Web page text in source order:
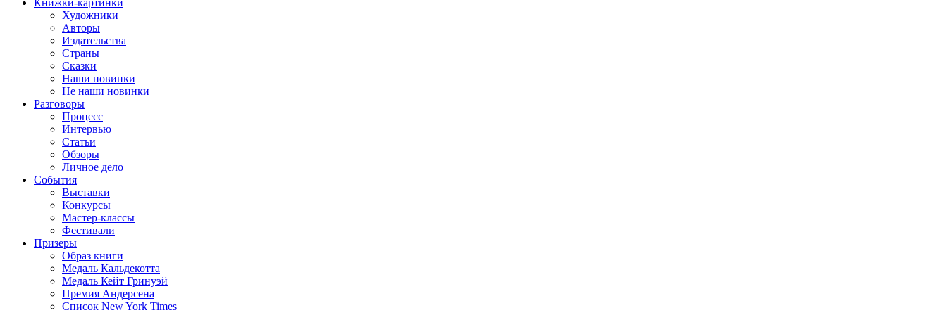
Книжки-картинки
Художники
Авторы
Издательства
Страны
Сказки
Наши новинки
Не наши новинки
Разговоры
Процесс
Интервью
Статьи
Обзоры
Личное дело
События
Выставки
Конкурсы
Мастер-классы
Фестивали
Призеры
Образ книги
Медаль Кальдекотта
Медаль Кейт Гринуэй
Премия Андерсена
Список New York Times